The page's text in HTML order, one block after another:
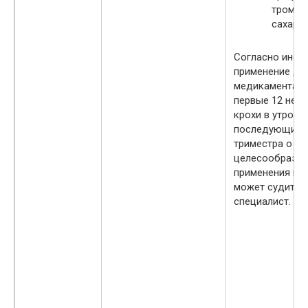
Согласно
применение
медикамента
первые 12
крохи в
последующие
триместра о
применения
может судить
специалист.